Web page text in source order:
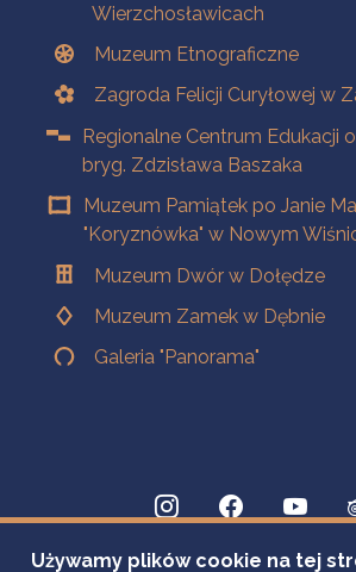
Wierzchosławicach
Muzeum Etnograficzne
Zagroda Felicji Curyłowej w
Regionalne Centrum Edukacji
bryg. Zdzisława Baszaka
Muzeum Pamiątek po Janie
"Koryznówka" w Nowym
Muzeum Dwór w Dołędze
Muzeum Zamek w Dębnie
Galeria "Panorama"
Używamy plików cookie na tej